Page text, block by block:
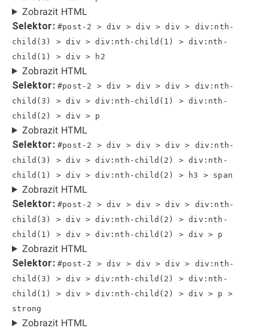
Zobrazit HTML
Selektor: #post-2 > div > div > div > div:nth-
child(3) > div > div:nth-child(1) > div:nth-
child(1) > div > h2
Zobrazit HTML
Selektor: #post-2 > div > div > div > div:nth-
child(3) > div > div:nth-child(1) > div:nth-
child(2) > div > p
Zobrazit HTML
Selektor: #post-2 > div > div > div > div:nth-
child(3) > div > div:nth-child(2) > div:nth-
child(1) > div > div:nth-child(2) > h3 > span
Zobrazit HTML
Selektor: #post-2 > div > div > div > div:nth-
child(3) > div > div:nth-child(2) > div:nth-
child(1) > div > div:nth-child(2) > div > p
Zobrazit HTML
Selektor: #post-2 > div > div > div > div:nth-
child(3) > div > div:nth-child(2) > div:nth-
child(1) > div > div:nth-child(2) > div > p >
strong
Zobrazit HTML